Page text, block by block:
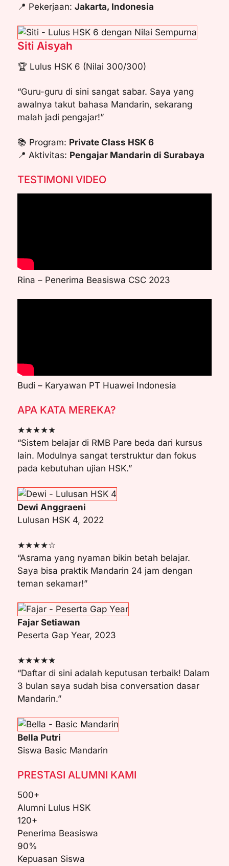
📍 Pekerjaan: Jakarta, Indonesia
Siti Aisyah
🏆 Lulus HSK 6 (Nilai 300/300)
“Guru-guru di sini sangat sabar. Saya yang
awalnya takut bahasa Mandarin, sekarang
malah jadi pengajar!”
📚 Program: Private Class HSK 6
📍 Aktivitas: Pengajar Mandarin di Surabaya
TESTIMONI VIDEO
Rina – Penerima Beasiswa CSC 2023
Budi – Karyawan PT Huawei Indonesia
APA KATA MEREKA?
★★★★★
“Sistem belajar di RMB Pare beda dari kursus
lain. Modulnya sangat terstruktur dan fokus
pada kebutuhan ujian HSK.”
Dewi Anggraeni
Lulusan HSK 4, 2022
★★★★☆
“Asrama yang nyaman bikin betah belajar.
Saya bisa praktik Mandarin 24 jam dengan
teman sekamar!”
Fajar Setiawan
Peserta Gap Year, 2023
★★★★★
“Daftar di sini adalah keputusan terbaik! Dalam
3 bulan saya sudah bisa conversation dasar
Mandarin.”
Bella Putri
Siswa Basic Mandarin
PRESTASI ALUMNI KAMI
500+
Alumni Lulus HSK
120+
Penerima Beasiswa
90%
Kepuasan Siswa